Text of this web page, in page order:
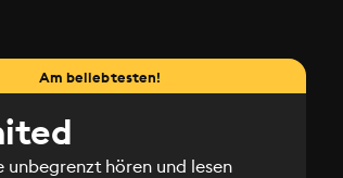
Am beliebtesten!
unbegrenzt hören und lesen